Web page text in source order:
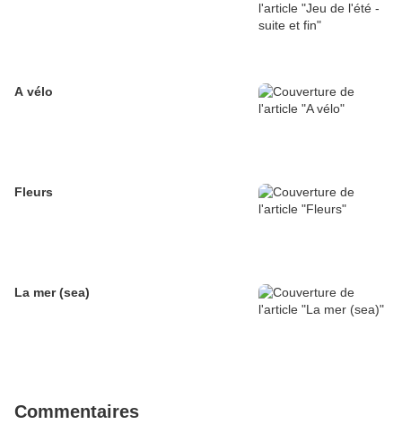
A vélo
Fleurs
La mer (sea)
Commentaires